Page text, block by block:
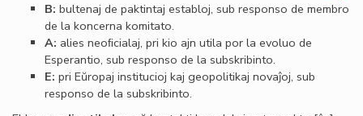
B: bultenaj de paktintaj establoj, sub responso de membro
de la koncerna komitato.
A: alies neoﬁcialaj, pri kio ajn utila por la evoluo de
Esperantio, sub responso de la subskribinto.
E: pri Eŭropaj institucioj kaj geopolitikaj novaĵoj, sub
responso de la subskribinto.